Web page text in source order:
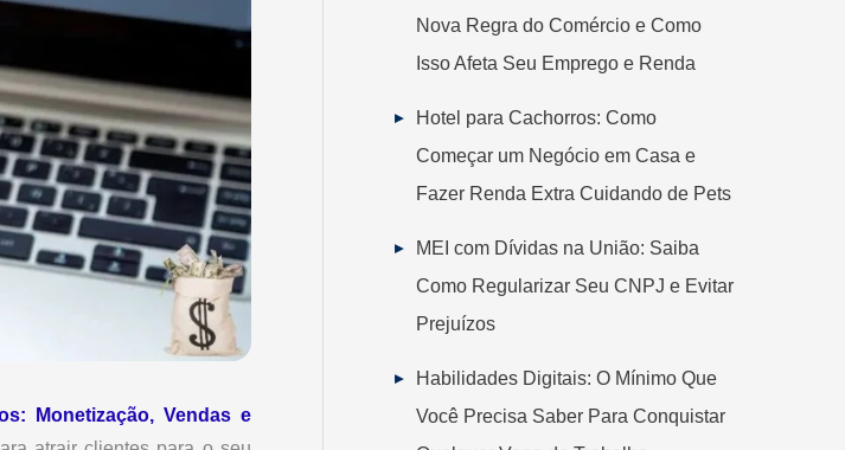
Monetização, Vendas e
Nova Regra do Comércio e Como
Isso Afeta Seu Emprego e Renda
Hotel para Cachorros: Como
Começar um Negócio em Casa e
Fazer Renda Extra Cuidando de Pets
MEI com Dívidas na União: Saiba
Como Regularizar Seu CNPJ e Evitar
Prejuízos
Habilidades Digitais: O Mínimo Que
Você Precisa Saber Para Conquistar